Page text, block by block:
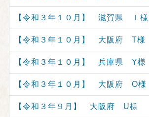
【令和３年１０月】 滋賀県 Ｉ様
【令和３年１０月】 大阪府 T様
【令和３年１０月】 兵庫県 Y様
【令和３年１０月】 大阪府 O様
【令和３年９月】 大阪府 U様